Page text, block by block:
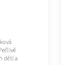
dětí a